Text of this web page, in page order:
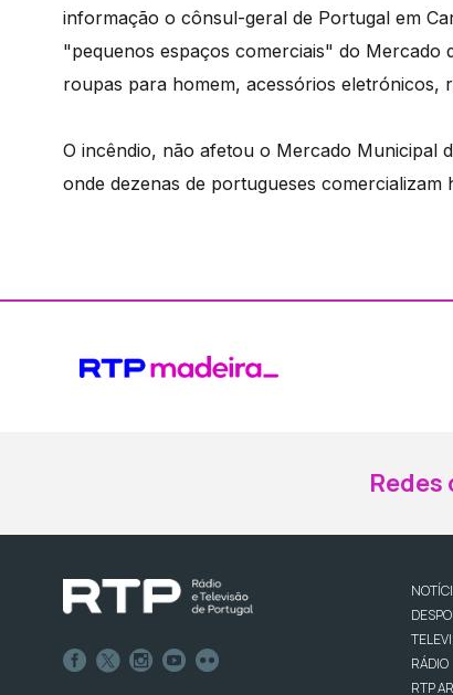
informação o cônsul-geral de Portugal em
"pequenos espaços comerciais" do Mercado
roupas para homem, acessórios eletrónicos,
O incêndio, não afetou o Mercado Municipal
onde dezenas de portugueses
RÁDIO
RTP